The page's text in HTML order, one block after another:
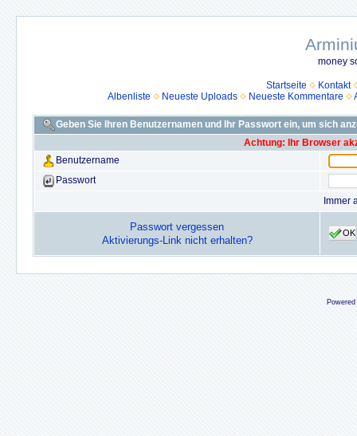
money
Startseite
Kontakt
Albenliste
Neueste Uploads Neueste Kommentare
Geben Sie Ihren Benutzernamen und Ihr Passwort ein, um sich
Achtung: Ihr Browser
Benutzername
Passwort
Immer
Passwort vergessen
Aktivierungs-Link nicht erhalten?
OK